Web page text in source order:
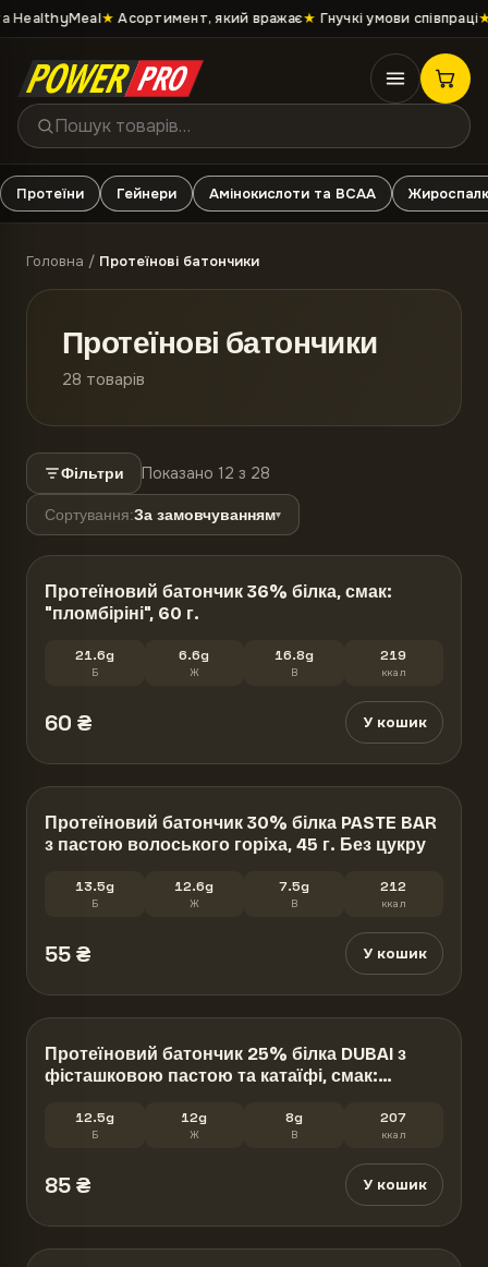
★ Асортимент, який вражає★ Гнучкі умови співпраці★
Протеїни Гейнери Амінокислоти та ВСАА
Головна / Протеїнові батончики
Протеїнові батончики
28 товарів
Фільтри Показано 12 з 28
Сортування:За замовчуванням▾
Протеїновий батончик 36% білка, смак:
"пломбіріні", 60 г.
21.6g
Б
6.6g
Ж
16.8g
В
219
ккал
60 ₴ У кошик
Протеїновий батончик 30% білка PASTE BAR
з пастою волоського горіха, 45 г. Без цукру
13.5g
Б
12.6g
Ж
7.5g
В
212
ккал
55₴ У кошик
Протеїновий батончик 25% білка DUBAI з
фісташковою пастою та катаїфі, смак:
12.5g
Б
12g
Ж
8g
В
207
ккал
85₴ У кошик